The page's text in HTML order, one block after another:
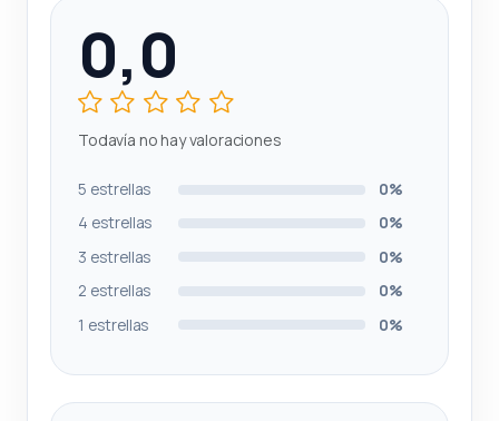
0,0
Todavía no hay valoraciones
5 estrellas
0%
4 estrellas
0%
3 estrellas
0%
2 estrellas
0%
1 estrellas
0%